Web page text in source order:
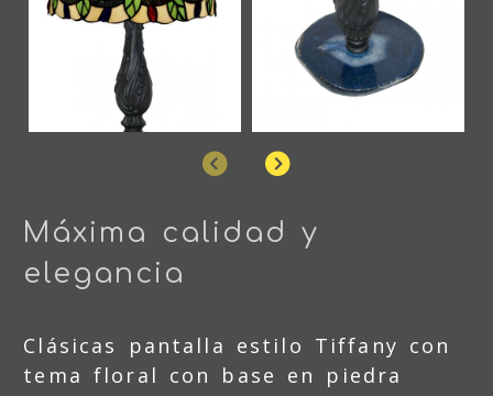
AnteriorSiguiente
Máxima calidad y
elegancia
Clásicas pantalla estilo Tiffany con
tema floral con base en piedra